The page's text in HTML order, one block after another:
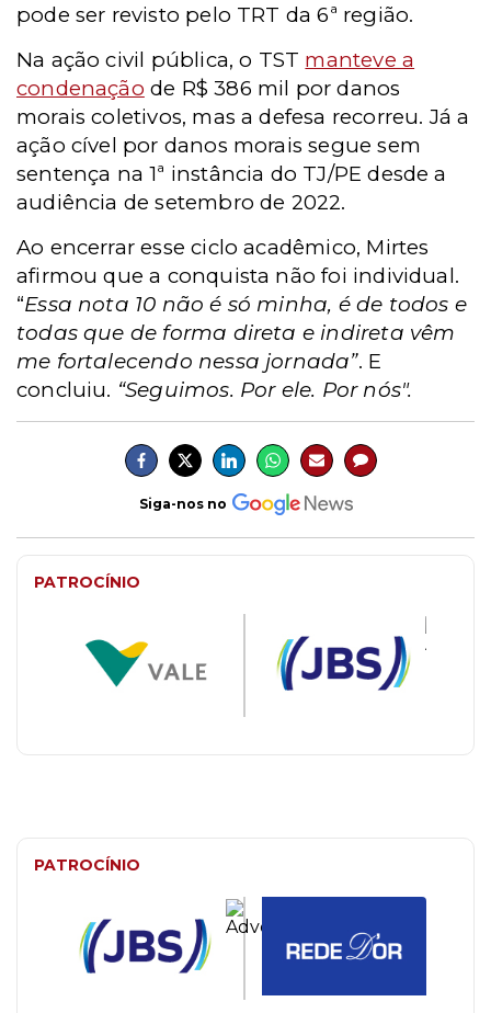
pode ser revisto pelo TRT da 6ª região.
Na ação civil pública, o TST manteve a
condenação de R$ 386 mil por danos
morais coletivos, mas a defesa recorreu. Já a
ação cível por danos morais segue sem
sentença na 1ª instância do TJ/PE desde a
audiência de setembro de 2022.
Ao encerrar esse ciclo acadêmico, Mirtes
afirmou que a conquista não foi individual.
“Essa nota 10 não é só minha, é de todos e
todas que de forma direta e indireta vêm
me fortalecendo nessa jornada”. E
concluiu. “Seguimos. Por ele. Por nós".
Siga-nos no
PATROCÍNIO
PATROCÍNIO